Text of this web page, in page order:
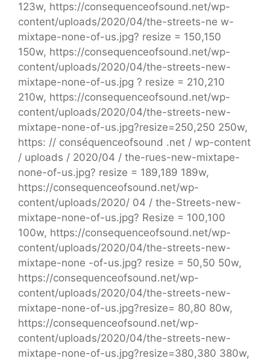
123w, https://consequenceofsound.net/wp-
content/uploads/2020/04/the-streets-ne w-
mixtape-none-of-us.jpg? resize = 150,150
150w, https://consequenceofsound.net/wp-
content/uploads/2020/04/the-streets-new-
mixtape-none-of-us.jpg ? resize = 210,210
210w, https://consequenceofsound.net/wp-
content/uploads/2020/04/the-streets-new-
mixtape-none-of-us.jpg?resize=250,250 250w,
https: // conséquenceofsound .net / wp-content
/ uploads / 2020/04 / the-rues-new-mixtape-
none-of-us.jpg? resize = 189,189 189w,
https://consequenceofsound.net/wp-
content/uploads/2020/ 04 / the-Streets-new-
mixtape-none-of-us.jpg? Resize = 100,100
100w, https://consequenceofsound.net/wp-
content/uploads/2020/04/the-streets-new-
mixtape-none -of-us.jpg? resize = 50,50 50w,
https://consequenceofsound.net/wp-
content/uploads/2020/04/the-streets-new-
mixtape-none-of-us.jpg?resize= 80,80 80w,
https://consequenceofsound.net/wp-
content/uploads/2020/04/the-streets-new-
mixtape-none-of-us.jpg?resize=380,380 380w,